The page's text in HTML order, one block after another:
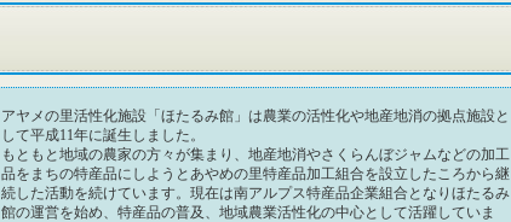
アヤメの里活性化施設「ほたるみ館」は農業の活性化や地産地消の拠点施設と
して平成11年に誕生しました。
もともと地域の農家の方々が集まり、地産地消やさくらんぼジャムなどの加工
品をまちの特産品にしようとあやめの里特産品加工組合を設立したころから継
続した活動を続けています。現在は南アルプス特産品企業組合となりほたるみ
館の運営を始め、特産品の普及、地域農業活性化の中心として活躍していま